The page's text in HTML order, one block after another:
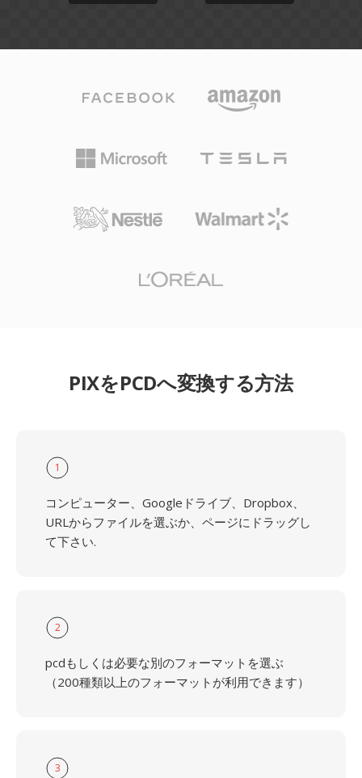
PIXをPCDへ変換する方法
1
コンピューター、Googleドライブ、Dropbox、
URLからファイルを選ぶか、ページにドラッグし
て下さい.
2
pcdもしくは必要な別のフォーマットを選ぶ
（200種類以上のフォーマットが利用できます）
3